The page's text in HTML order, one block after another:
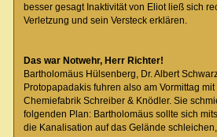
besser gesagt Inaktivität von Eliot ließ sich
Verletzung und sein Versteck erklären.
Das war Notwehr, Herr Richter!
Bartholomäus Hülsenberg, Dr. Albert
Protopapadakis fuhren also am Vormittag mit
Chemiefabrik Schreiber & Knödler. Sie
folgenden Plan: Bartholomäus sollte sich
die Kanalisation auf das Gelände